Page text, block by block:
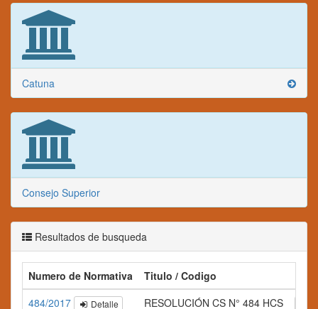
Catuna
Consejo Superior
Resultados de busqueda
Numero de Normativa Titulo / Codigo
484/2017
Detalle RESOLUCIÓN CS N° 484 HCS